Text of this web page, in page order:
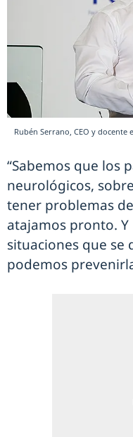
Rubén Serrano, CEO y docente
“Sabemos que los
neurológicos,
tener problemas
atajamos pronto.
situaciones que se
podemos